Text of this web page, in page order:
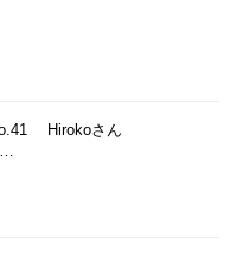
Hirokoさん